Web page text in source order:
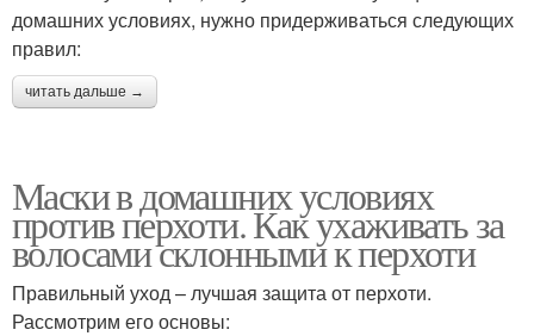
домашних условиях, нужно придерживаться следующих
правил:
читать дальше →
Маски в домашних условиях
против перхоти. Как ухаживать за
волосами склонными к перхоти
Правильный уход – лучшая защита от перхоти.
Рассмотрим его основы: